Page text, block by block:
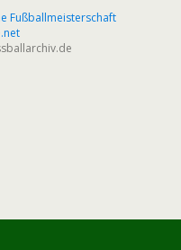
Fußballmeisterschaft